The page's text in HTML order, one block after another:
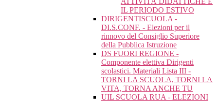
IL PERIODO ESTIVO
DIRIGENTISCUOLA -
DI.S.CONF. - Elezioni per il
rinnovo del Consiglio Superiore
della Pubblica Istruzione
DS FUORI REGIONE -
Componente elettiva Dirigenti
scolastici. Materiali Lista III -
TORNI LA SCUOLA, TORNI LA
VITA, TORNA ANCHE TU
UIL SCUOLA RUA - ELEZIONI